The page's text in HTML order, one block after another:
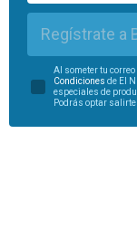
Regístrate a
Al someter tu
Condiciones de El
especiales de
Podrás optar